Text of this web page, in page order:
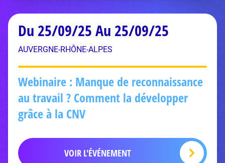
Du 25/09/25 Au 25/09/25
AUVERGNE-RHÔNE-ALPES
Webinaire : Manque de reconnaissance
au travail ? Comment la développer
grâce à la CNV
VOIR L'ÉVÉNEMENT